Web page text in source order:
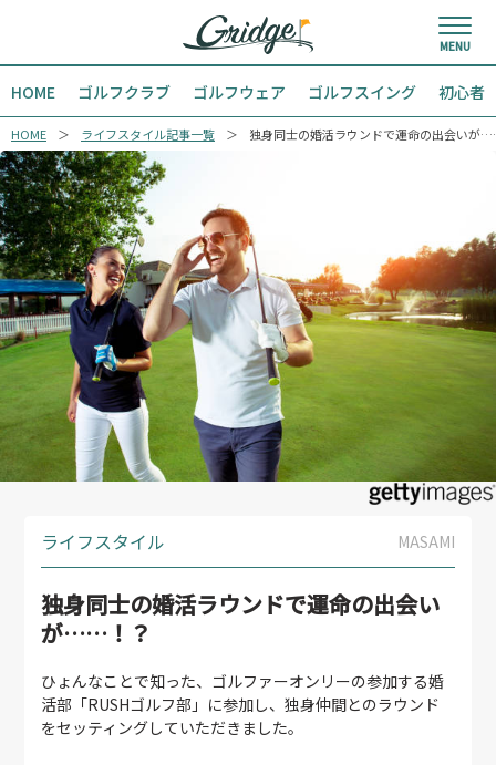
HOME ゴルフクラブ ゴルフウェア ゴルフスイング 初心者
HOME ライフスタイル記事一覧 独身同士の婚活ラウンドで運命の出会いが
ライフスタイル MASAMI
独身同士の婚活ラウンドで運命の出会い
が……！？
ひょんなことで知った、ゴルファーオンリーの参加する婚
活部「RUSHゴルフ部」に参加し、独身仲間とのラウンド
をセッティングしていただきました。